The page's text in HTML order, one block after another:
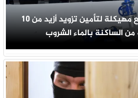
آيت عميرة: مشاريع مهيكلة لتأمين تزويد أزيد من 10
الساكنة بالماء الشروب